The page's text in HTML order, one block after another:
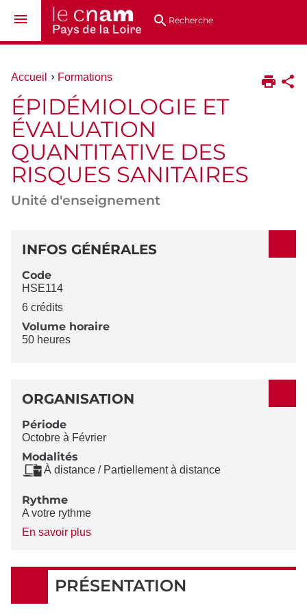
au
directsRecherche
Vous
ici :
Accueil Formations
ÉPIDÉMIOLOGIE ET
ÉVALUATION
QUANTITATIVE DES
RISQUES SANITAIRES
Unité d'enseignement
DÉTAILS
INFOS GÉNÉRALES
Code
HSE114
6 crédits
Volume horaire
50 heures
ORGANISATION
Période
Octobre à Février
Modalités
À distance / Partiellement à distance
Rythme
A votre rythme
En savoir plusà
Rythme
PRÉSENTATION